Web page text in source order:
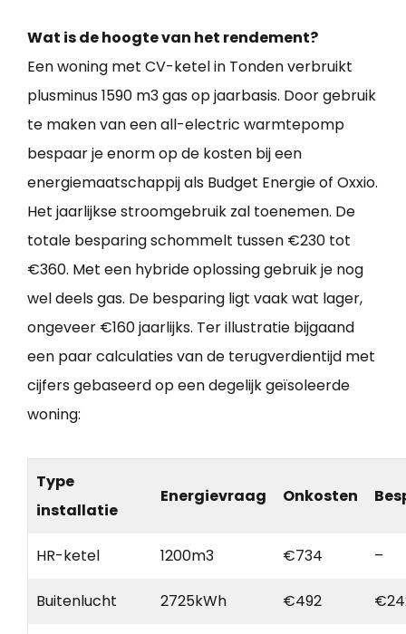
Wat is de hoogte van het rendement?
Een woning met CV-ketel in Tonden verbruikt
plusminus 1590 m3 gas op jaarbasis. Door gebruik
te maken van een all-electric warmtepomp
bespaar je enorm op de kosten bij een
energiemaatschappij als Budget Energie of Oxxio.
Het jaarlijkse stroomgebruik zal toenemen. De
totale besparing schommelt tussen €230 tot
€360. Met een hybride oplossing gebruik je nog
wel deels gas. De besparing ligt vaak wat lager,
ongeveer €160 jaarlijks. Ter illustratie bijgaand
een paar calculaties van de terugverdientijd met
cijfers gebaseerd op een degelijk geïsoleerde
woning:
Type
installatie
Energievraag Onkosten
HR-ketel 1200m3 €734 –
Buitenlucht 2725kWh €492